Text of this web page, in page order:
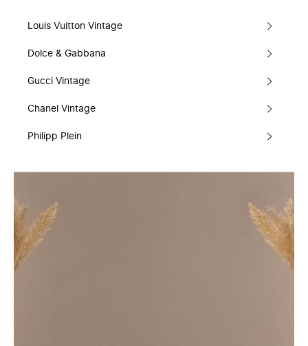
Louis Vuitton Vintage
Dolce & Gabbana
Gucci Vintage
Chanel Vintage
Philipp Plein